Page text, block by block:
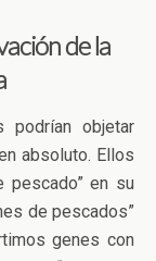
de la
podrían objetar
absoluto. Ellos
pescado” en su
de pescados”
genes con